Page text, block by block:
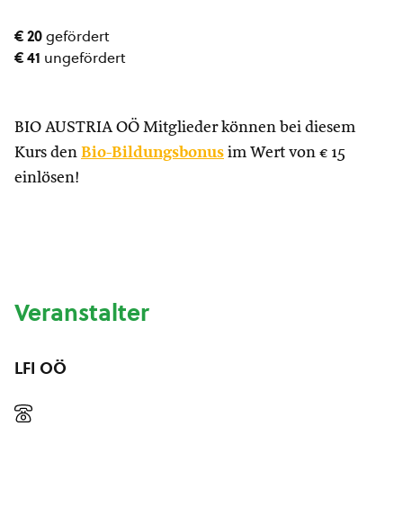
€ 20gefördert
€ 41 ungefördert
BIO AUSTRIA OÖ Mitglieder können bei diesem
Kurs den Bio-Bildungsbonus im Wert von € 15
einlösen!
Veranstalter
LFI OÖ